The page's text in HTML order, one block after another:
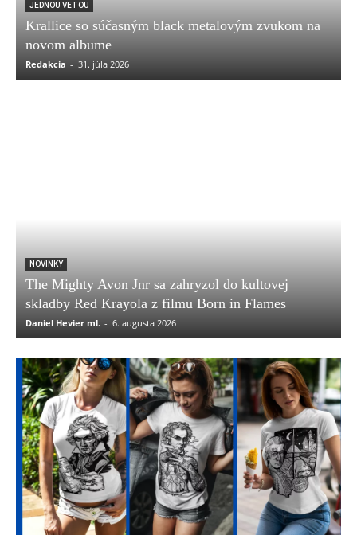
JEDNOU VETOU
Krallice so súčasným black metalovým zvukom na
novom albume
Redakcia - 31. júla 2026
NOVINKY
The Mighty Avon Jnr sa zahryzol do kultovej
skladby Red Krayola z filmu Born in Flames
Daniel Hevier ml. - 6. augusta 2026